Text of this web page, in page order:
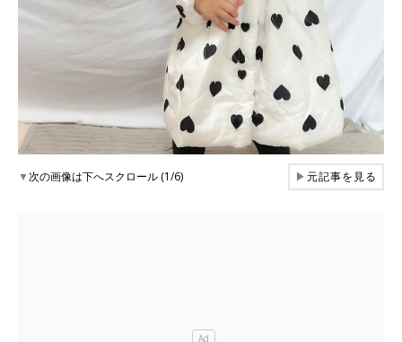
▼次の画像は下へスクロール (1/6) ▶元記事を見る